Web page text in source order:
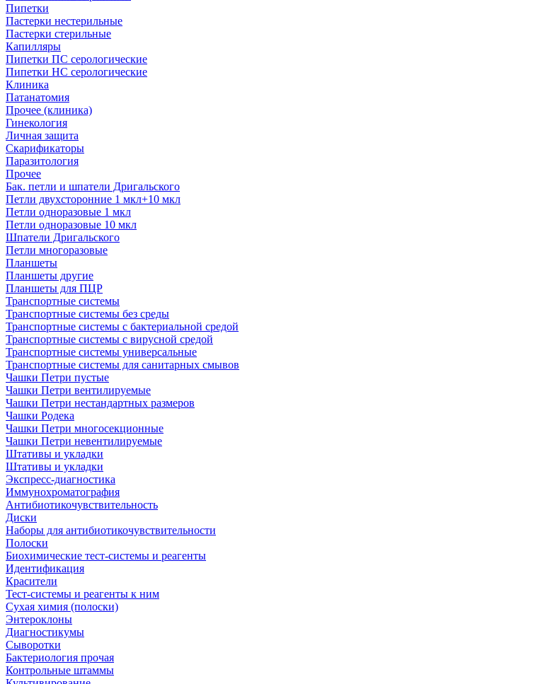
Пипетки
Пастерки нестерильные
Пастерки стерильные
Капилляры
Пипетки ПС серологические
Пипетки НС серологические
Клиника
Патанатомия
Прочее (клиника)
Гинекология
Личная защита
Скарификаторы
Паразитология
Прочее
Бак. петли и шпатели Дригальского
Петли двухсторонние 1 мкл+10 мкл
Петли одноразовые 1 мкл
Петли одноразовые 10 мкл
Шпатели Дригальского
Петли многоразовые
Планшеты
Планшеты другие
Планшеты для ПЦР
Транспортные системы
Транспортные системы без среды
Транспортные системы с бактериальной средой
Транспортные системы с вирусной средой
Транспортные системы универсальные
Транспортные системы для санитарных смывов
Чашки Петри пустые
Чашки Петри вентилируемые
Чашки Петри нестандартных размеров
Чашки Родека
Чашки Петри многосекционные
Чашки Петри невентилируемые
Штативы и укладки
Штативы и укладки
Экспресс-диагностика
Иммунохроматография
Антибиотикочувствительность
Диски
Наборы для антибиотикочувствительности
Полоски
Биохимические тест-системы и реагенты
Идентификация
Красители
Тест-системы и реагенты к ним
Сухая химия (полоски)
Энтероклоны
Диагностикумы
Сыворотки
Бактериология прочая
Контрольные штаммы